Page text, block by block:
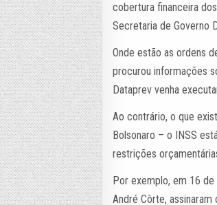
cobertura financeira
Secretaria de Governo
Onde estão as ordens
procurou informações
Dataprev venha
Ao contrário, o que
Bolsonaro – o INSS
restrições
Por exemplo, em 16
André Côrte,